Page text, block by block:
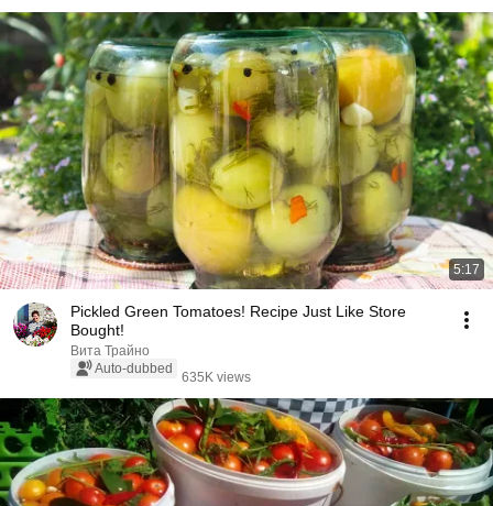
5:17
Pickled Green Tomatoes! Recipe Just Like Store
Bought!
Вита Трайно
Auto-dubbed
635K views